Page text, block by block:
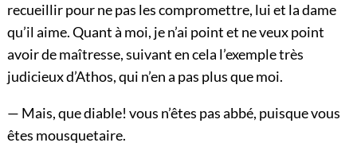
recueillir pour ne pas les compromettre, lui et la dame
qu’il aime. Quant à moi, je n’ai point et ne veux point
avoir de maîtresse, suivant en cela l’exemple très
judicieux d’Athos, qui n’en a pas plus que moi.
— Mais, que diable! vous n’êtes pas abbé, puisque vous
êtes mousquetaire.